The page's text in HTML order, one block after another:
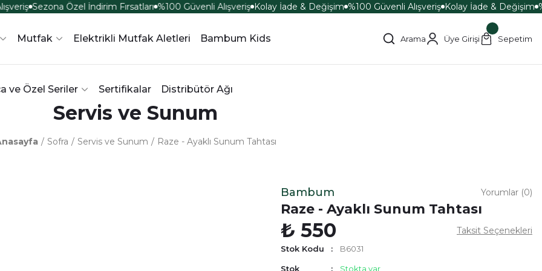
Sezona Özel İndirim Fırsatları %100 Güvenli Alışveriş Kolay İade & Değişim %100 Güvenli Alışveriş Kolay İade & Değişim
Mutfak Elektrikli Mutfak Aletleri Bambum Kids
ve Özel Seriler Sertifikalar Distribütör Ağı
Arama Üye Girişi Sepetim
Servis ve Sunum
Sofra Servis ve Sunum Raze - Ayaklı Sunum Tahtası
Bambum Yorumlar (0)
Raze - Ayaklı Sunum Tahtası
₺ 550 Taksit Seçenekleri
Stok Kodu B6031
Stok
Stokta var